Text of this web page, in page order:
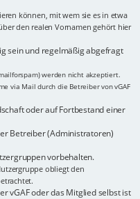
können, mit wem sie es in etwa
den realen Vornamen gehört hier
sein und regelmäßig abgefragt
werden nicht akzeptiert.
via Mail durch die Betreiber von vGAF
oder auf Fortbestand einer
Betreiber (Administratoren)
vorbehalten.
obliegt den
vGAF oder das Mitglied selbst ist